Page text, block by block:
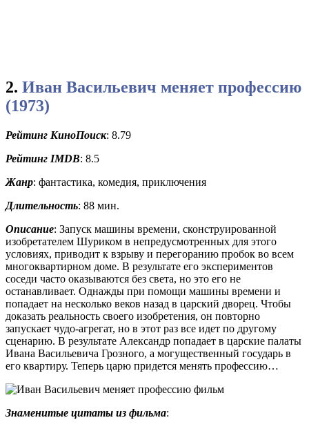
2. Иван Васильевич меняет профессию
(1973)
Рейтинг КиноПоиск: 8.79
Рейтинг IMDB: 8.5
Жанр: фантастика, комедия, приключения
Длительность: 88 мин.
Описание: Запуск машины времени, сконструированной
изобретателем Шуриком в непредусмотренных для этого
условиях, приводит к взрыву и перегоранию пробок во всем
многоквартирном доме. В результате его экспериментов
соседи часто оказываются без света, но это его не
останавливает. Однажды при помощи машины времени и
попадает на несколько веков назад в царский дворец. Чтобы
доказать реальность своего изобретения, он повторно
запускает чудо-агрегат, но в этот раз все идет по другому
сценарию. В результате Александр попадает в царские палаты
Ивана Васильевича Грозного, а могущественный государь в
его квартиру. Теперь царю придется менять профессию…
Знаменитые цитаты из фильма: